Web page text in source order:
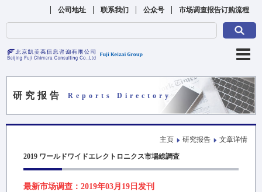
公司地址 联系我们 公众号 市场调查报告订购流程
研究报告 Reports Directory
主页 研究报告 文章详情
2019 ワールドワイドエレクトロニクス市場総調査
最新市场调查：2019年03月19日发刊